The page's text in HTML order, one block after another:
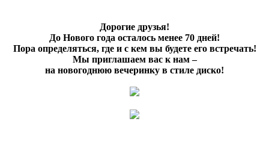
Дорогие друзья!
До Нового года осталось менее 70 дней!
Пора определяться, где и с кем вы будете его встречать!
Мы приглашаем вас к нам –
на новогоднюю вечеринку в стиле диско!